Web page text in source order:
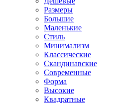
Размеры
Большие
Маленькие
Стиль
Минимализм
Классические
Скандинавские
Современные
Форма
Высокие
Квадратные